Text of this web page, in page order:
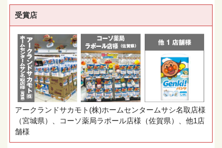
受賞店
アークランドサカモト(株)ホームセンタームサシ名取店様
（宮城県）、コーソ薬局ラポール店様（佐賀県）、他1店
舗様